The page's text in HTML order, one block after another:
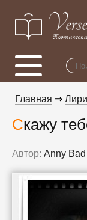
Главная ⇒
Скажу
Автор: Anny Bad